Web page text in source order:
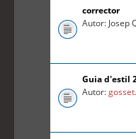
corrector
Autor: Josep
Guia d'estil
Autor: